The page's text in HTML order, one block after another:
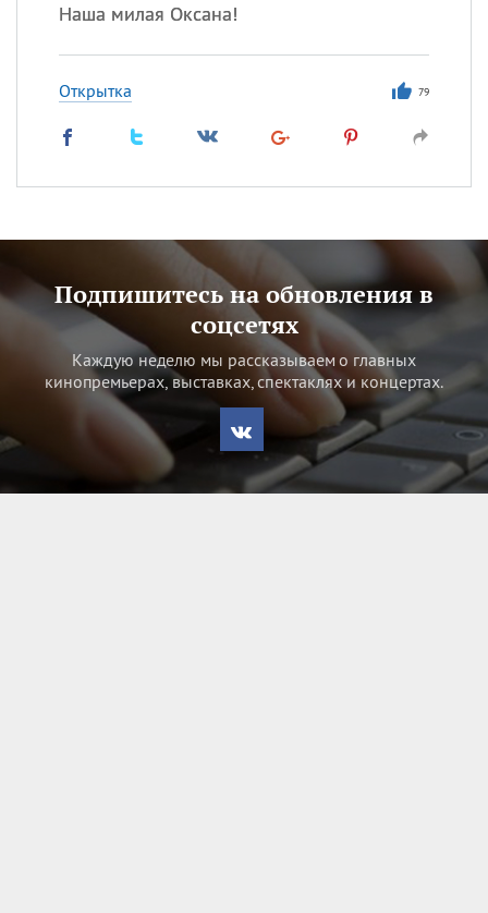
Наша милая Оксана!
Открытка 79
Подпишитесь на обновления в
соцсетях
Каждую неделю мы рассказываем о главных
кинопремьерах, выставках, спектаклях и концертах.